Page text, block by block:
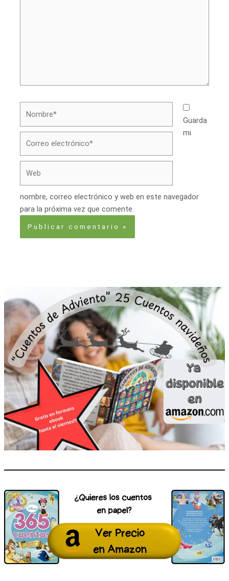
Guarda
mi
nombre, correo electrónico y web en este navegador
para la próxima vez que comente.